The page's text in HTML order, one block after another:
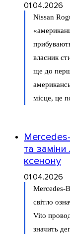
01.04.2026
Nissan
власник
ще до
місце, це
та
ксенону
01.04.2026
Mercedes-
світло
Vito
значить